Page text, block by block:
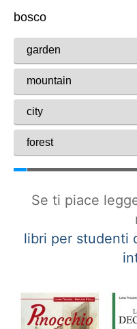
Se ti piace
libri per studenti